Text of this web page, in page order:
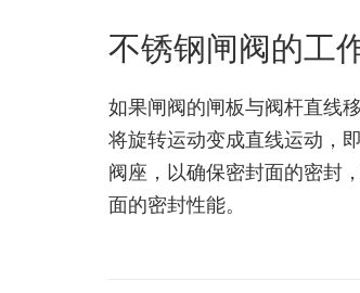
不锈钢闸阀的工
如果闸阀的闸板与阀杆直线
将旋转运动变成直线运动，
阀座，以确保密封面的密封
面的密封性能。